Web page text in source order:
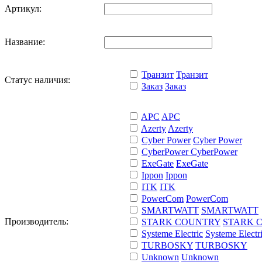
Артикул:
Название:
Статус наличия:
Транзит Транзит
Заказ Заказ
Производитель:
APC APC
Azerty Azerty
Cyber Power Cyber Power
CyberPowerCyberPower
ExeGate ExeGate
Ippon Ippon
ITK ITK
PowerCom PowerCom
SMARTWATT SMARTWATT
STARK COUNTRY STARK
Systeme Electric Systeme
TURBOSKY TURBOSKY
Unknown Unknown